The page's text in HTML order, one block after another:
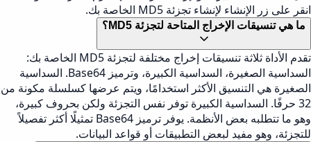
انقر على زر الإنشاء لإنشاء تجزئة MD5 الخاصة بك.
ما هي تنسيقات الإخراج المتاحة لتجزئة MD5؟
تقدم الأداة ثلاثة تنسيقات إخراج مختلفة لتجزئة MD5 الخاصة بك:
السداسية الصغيرة، السداسية الكبيرة، وترميز Base64. السداسية
الصغيرة هي التنسيق الأكثر استخدامًا، ويتم عرضها كسلسلة مكونة من
32 حرفًا. السداسية الكبيرة توفر نفس التجزئة ولكن بحروف كبيرة،
وهو ما تتطلبه بعض الأنظمة. يوفر ترميز Base64 تمثيلًا أكثر تفصيلاً
للتجزئة، وهو مفيد لبعض التطبيقات أو قواعد البيانات.